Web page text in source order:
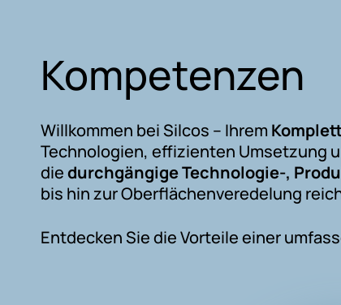
Kompetenzen
Willkommen bei Silcos – Ihrem
Technologien, effizienten Umsetzung
diedurchgängige Technologie-,
bis hin zur Oberflächenveredelung
Entdecken Sie die Vorteile einer